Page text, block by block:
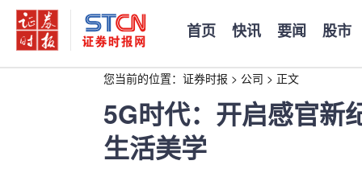
首页 快讯 要闻 股市
您当前的位置： 证券时报 > 公司 > 正文
5G时代：开启感官新
生活美学